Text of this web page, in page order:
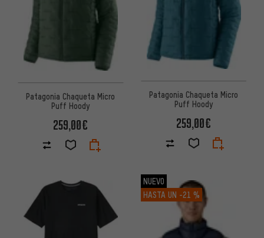
Patagonia Chaqueta Micro
Puff Hoody
259,00€
Patagonia Chaqueta Micro
Puff Hoody
259,00€
NUEVO
HASTA UN -21 %